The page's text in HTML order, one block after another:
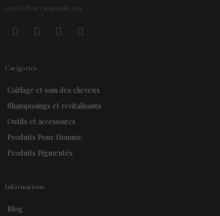
toncoiffeur.ca@gmail.com
F
a
b
o
o
k
P
i
e
e
s
t
Y
o
b
e
I
n
r
a
Catégories
Coiffage et soin des cheveux
Shampooings et revitalisants
Outils et accessoires
Produits Pour Homme
Produits Pigmentés
Informations
Blog